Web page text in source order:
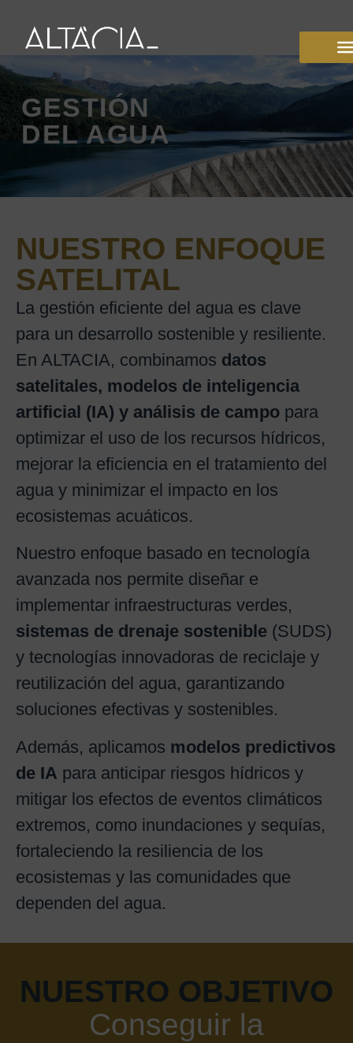
GESTIÓN
DEL AGUA
NUESTRO ENFOQUE
SATELITAL
La gestión eficiente del agua es clave
para un desarrollo sostenible y resiliente.
En ALTACIA, combinamos datos
satelitales, modelos de inteligencia
artificial (IA) y análisis de campo para
optimizar el uso de los recursos hídricos,
mejorar la eficiencia en el tratamiento del
agua y minimizar el impacto en los
ecosistemas acuáticos.
Nuestro enfoque basado en tecnología
avanzada nos permite diseñar e
implementar infraestructuras verdes,
sistemas de drenaje sostenible (SUDS)
y tecnologías innovadoras de reciclaje y
reutilización del agua, garantizando
soluciones efectivas y sostenibles.
Además, aplicamos modelos predictivos
de IA para anticipar riesgos hídricos y
mitigar los efectos de eventos climáticos
extremos, como inundaciones y sequías,
fortaleciendo la resiliencia de los
ecosistemas y las comunidades que
dependen del agua.
NUESTRO OBJETIVO
Conseguir la